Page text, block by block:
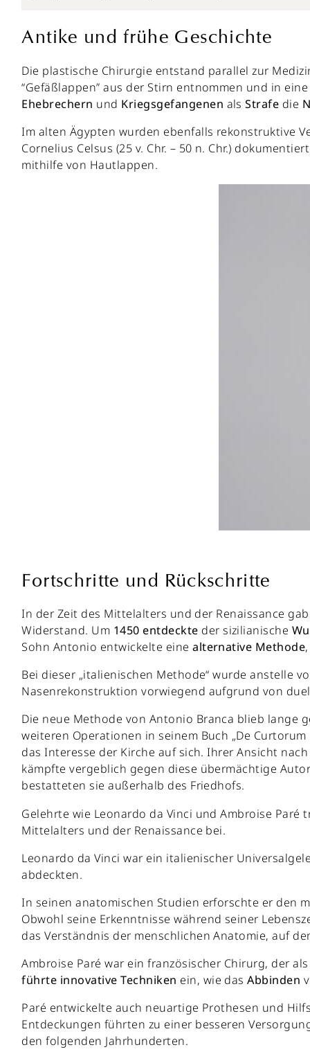
Antike und frühe Geschichte
Die plastische Chirurgie entstand parallel zur
“Gefäßlappen” aus der Stirn entnommen und in
Ehebrechern und Kriegsgefangenen alsStrafe die
Im alten Ägypten wurden ebenfalls rekonstruktive
Cornelius Celsus (25 v. Chr. – 50 n. Chr.)
mithilfe von Hautlappen.
Fortschritte und Rückschritte
In der Zeit des Mittelalters und der Renaissance
Widerstand. Um 1450 entdeckte der sizilianische
Sohn Antonio entwickelte einealternative Methode
Bei dieser „italienischen Methode“ wurde anstelle
Nasenrekonstruktion vorwiegend aufgrund von
Die neue Methode von Antonio Branca blieb lange
weiteren Operationen in seinem Buch „De
das Interesse der Kirche auf sich. Ihrer Ansicht
kämpfte vergeblich gegen diese übermächtige
bestatteten sie außerhalb des Friedhofs.
Gelehrte wie Leonardo da Vinci und Ambroise
Mittelalters und der Renaissance bei.
Leonardo da Vinci war ein italienischer
abdeckten.
In seinen anatomischen Studien erforschte er den
Obwohl seine Erkenntnisse während seiner
das Verständnis der menschlichen Anatomie, auf
Ambroise Paré war ein französischer Chirurg, der
führte innovative Techniken ein, wie dasAbbinden
Paré entwickelte auch neuartige Prothesen und
Entdeckungen führten zu einer besseren
den folgenden Jahrhunderten.